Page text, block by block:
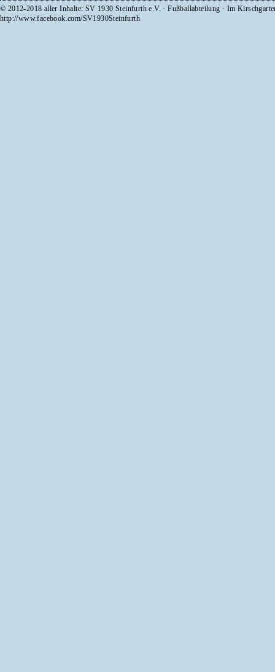
© 2012-2018 aller Inhalte: SV 1930 Steinfurth e.V. · Fußballabteilung · Im
http://www.facebook.com/SV1930Steinfurth